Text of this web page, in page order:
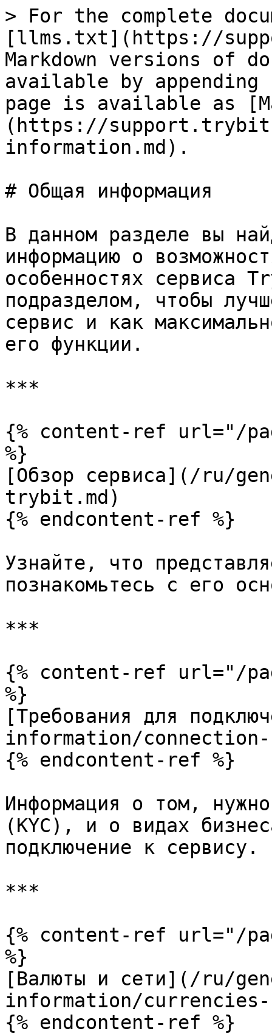
> For the complete
[llms.txt](https://
Markdown versions of
available by
page is available as
(https://
information.md).
# Общая информация
В данном разделе вы
информацию о
особенностях сервиса
подразделом, чтобы
сервис и как
его функции.
***
{% content-ref url="/
%}
[Обзор сервиса](/ru/
trybit.md)
{% endcontent-ref %}
Узнайте, что
познакомьтесь с его
***
{% content-ref url="/
%}
[Требования для
information/connection-
{% endcontent-ref %}
Информация о том,
(KYC), и о видах
подключение к сервису.
***
{% content-ref url="/
%}
[Валюты и сети](/ru/
information/currencies-
{% endcontent-ref %}